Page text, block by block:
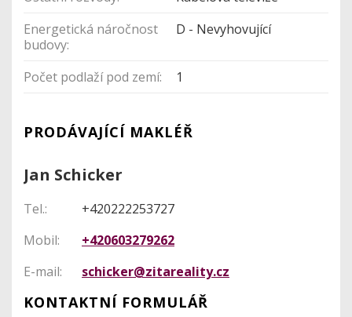
Energetická náročnost
budovy:
D - Nevyhovující
Počet podlaží pod zemí: 1
PRODÁVAJÍCÍ MAKLÉŘ
Jan Schicker
Tel.:
+420222253727
Mobil:
+420603279262
E-mail:
schicker@zitareality.cz
KONTAKTNÍ FORMULÁŘ